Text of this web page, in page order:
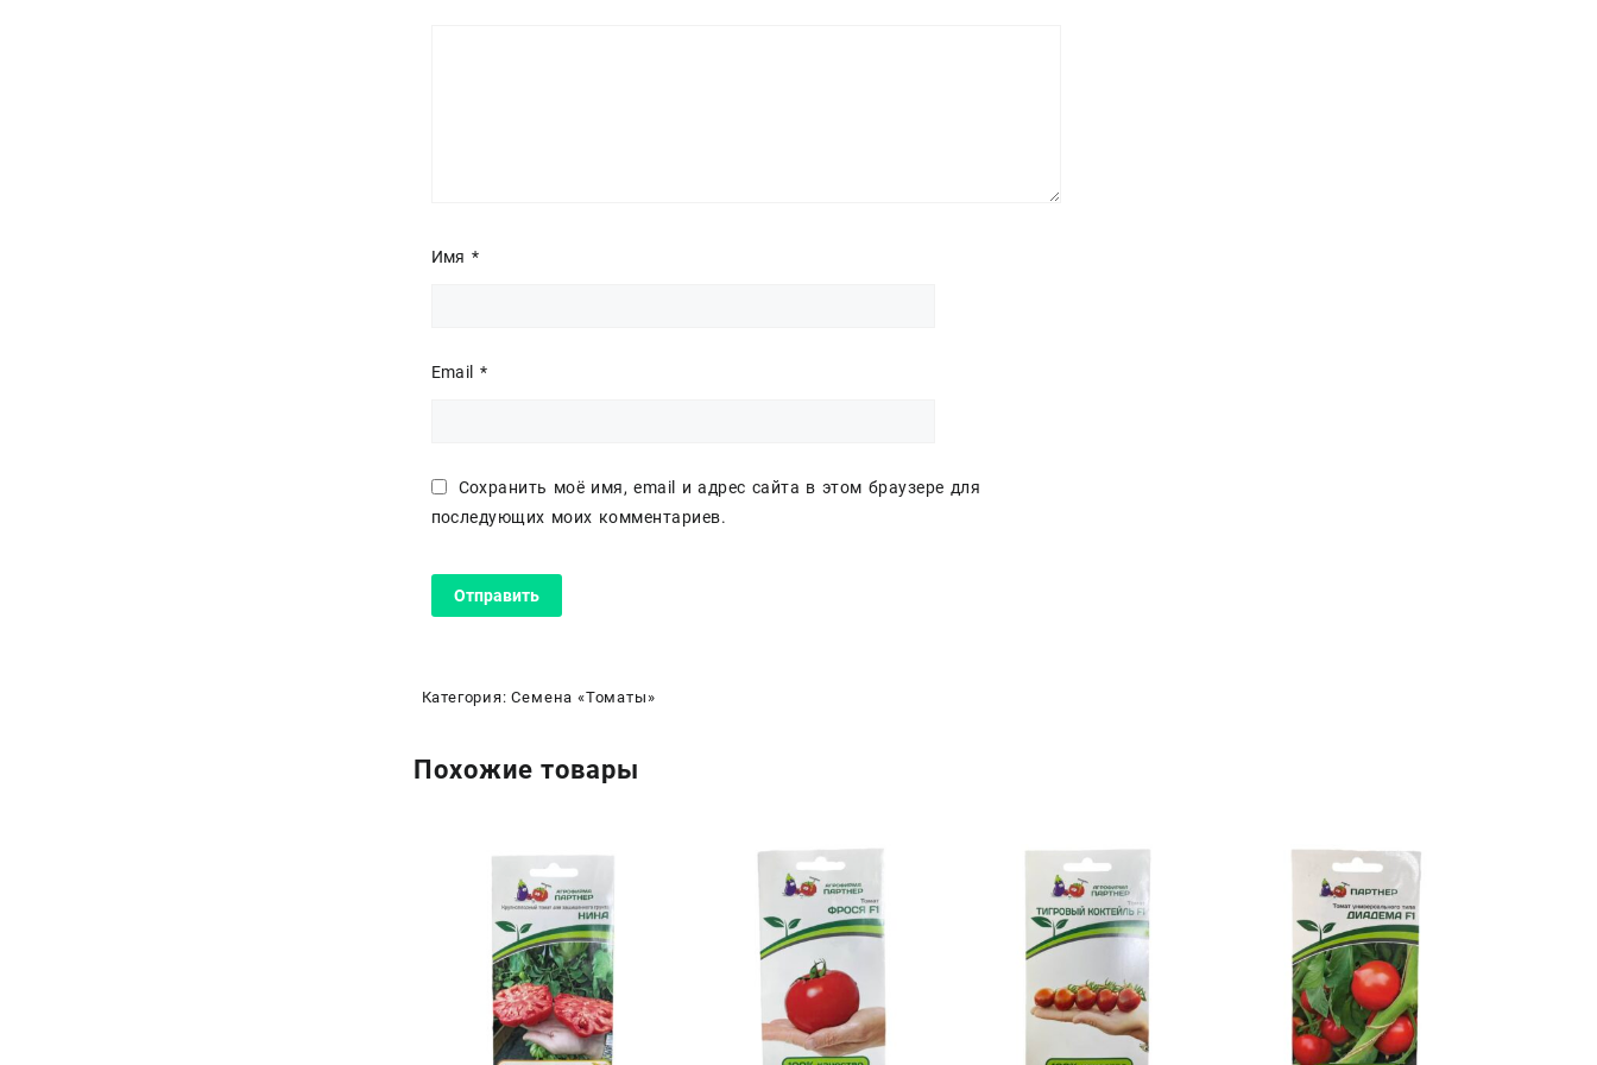
Имя*
Email *
Сохранить моё имя, email и адрес сайта в этом браузере для
последующих моих комментариев.
Категория:Семена «Томаты»
Похожие товары